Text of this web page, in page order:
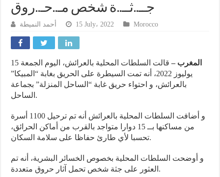
جــ..ثــ..ة شخص مـ..حـ..روق
أحمد النميطة 15 July، 2022 Morocco
المغرب –
قالت السلطات المحلية بالعرائش، اليوم الجمعة 15
يوليوز 2022، أنه تمت السيطرة على الحريق بغابة “المبيكا”
بالعرائش، و احتواء حريق غابة “الساحل المنزلة” بجماعة
الساحل.
و أضافت السلطات المحلية بالعرائش أنه تم ترحيل 1100 أسرة
من مساكنها بــ 15 دوارا متواجد بالقرب من أماكن الحرائق،
تحسبا لأي طارئ حفاظا على سلامة السكان.
و أوضحت السلطات المحلية بخصوص الخسائر البشرية، أنه تم
العثور على جثة شخص تحمل آثار حروق متعددة.